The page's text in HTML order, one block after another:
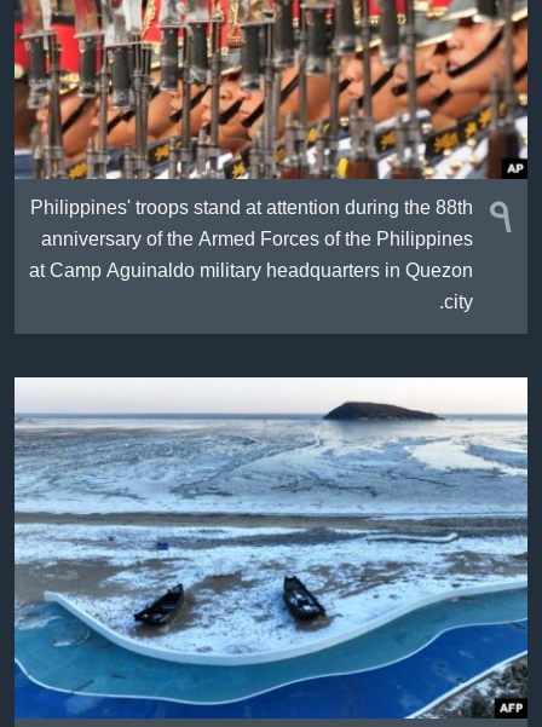
ژیان لە فەرهەنگدا
Learning English
FOLLOW US
زمانه‌کان٩ Philippines' troops stand at attention during the 88th
anniversary of the Armed Forces of the Philippines
at Camp Aguinaldo military headquarters in Quezon
city.